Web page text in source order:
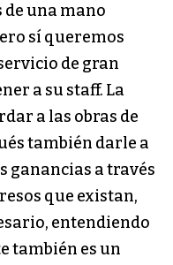
de una mano
sí queremos
de gran
a su staff. La
a las obras de
también darle a
ganancias a través
que existan,
entendiendo
también es un